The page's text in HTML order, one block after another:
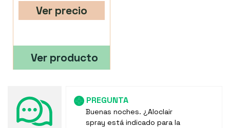
Ver precio
Ver producto
PREGUNTA
Buenas noches. ¿Aloclair
spray está indicado para la